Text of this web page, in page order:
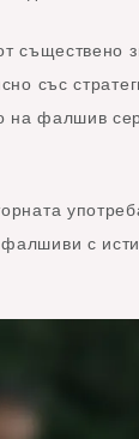
със
на фалшив
с